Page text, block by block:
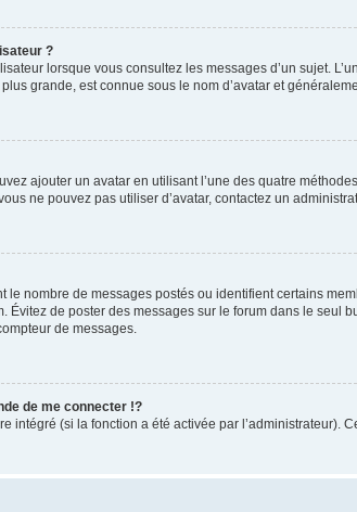
?
lorsque vous consultez les messages d’un sujet.
grande, est connue sous le nom d’avatar et
ajouter un avatar en utilisant l’une des quatre
ne pouvez pas utiliser d’avatar, contactez un
le nombre de messages postés ou identifient certains
Évitez de poster des messages sur le forum dans le
de messages.
de me connecter !?
intégré (si la fonction a été activée par l’administrateur).